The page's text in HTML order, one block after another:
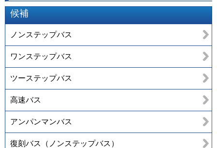
候補
ノンステップバス
ワンステップバス
ツーステップバス
高速バス
アンパンマンバス
復刻バス（ノンステップバス）